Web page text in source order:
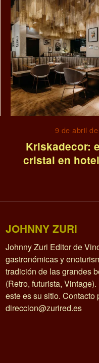
9 de abril
Kriskadecor:
cristal en
JOHNNY ZURI
Johnny Zuri Editor de
gastronómicas y
tradición de las grandes
(Retro, futurista,
este es su sitio.
direccion@zurired.es